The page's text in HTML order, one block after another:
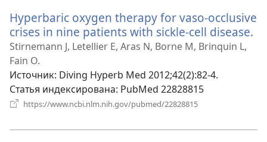
окне)
Hyperbaric oxygen therapy for vaso-occlusive
crises in nine patients with sickle-cell disease.
Stirnemann J, Letellier E, Aras N, Borne M, Brinquin L,
Fain O.
Источник‎: Diving Hyperb Med 2012;42(2):82-4.
Статья индексирована‎: PubMed 22828815
https://www.ncbi.nlm.nih.gov/pubmed/22828815